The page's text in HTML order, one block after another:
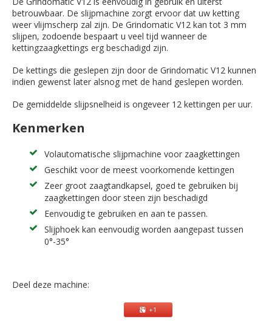
betrouwbaar. De slijpmachine zorgt ervoor dat uw ketting
weer vlijmscherp zal zijn. De Grindomatic V12 kan tot 3 mm
slijpen, zodoende bespaart u veel tijd wanneer de
kettingzaagkettings erg beschadigd zijn.
De kettings die geslepen zijn door de Grindomatic V12 kunnen
indien gewenst later alsnog met de hand geslepen worden.
De gemiddelde slijpsnelheid is ongeveer 12 kettingen per uur.
Kenmerken
Volautomatische slijpmachine voor zaagkettingen
Geschikt voor de meest voorkomende kettingen
Zeer groot zaagtandkapsel, goed te gebruiken bij
zaagkettingen door steen zijn beschadigd
Eenvoudig te gebruiken en aan te passen.
Slijphoek kan eenvoudig worden aangepast tussen
0°-35°
Deel deze machine:
+1